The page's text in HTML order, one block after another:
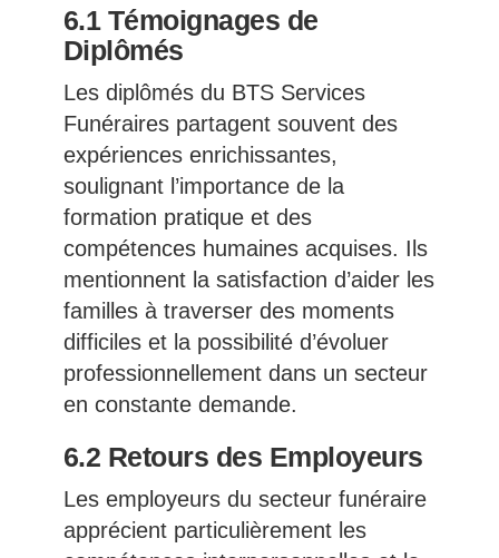
6.1 Témoignages de
Diplômés
Les diplômés du BTS Services
Funéraires partagent souvent des
expériences enrichissantes,
soulignant l’importance de la
formation pratique et des
compétences humaines acquises. Ils
mentionnent la satisfaction d’aider les
familles à traverser des moments
difficiles et la possibilité d’évoluer
professionnellement dans un secteur
en constante demande.
6.2 Retours des Employeurs
Les employeurs du secteur funéraire
apprécient particulièrement les